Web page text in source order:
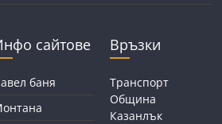
сайтове
баня
Връзки
Транспорт
Община
Казанлък